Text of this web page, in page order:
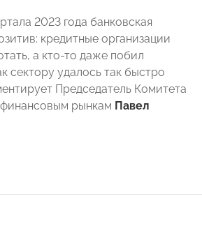
2023 года банковская
кредитные организации
а кто-то даже побил
сектору удалось так быстро
Председатель Комитета
рынкам Павел